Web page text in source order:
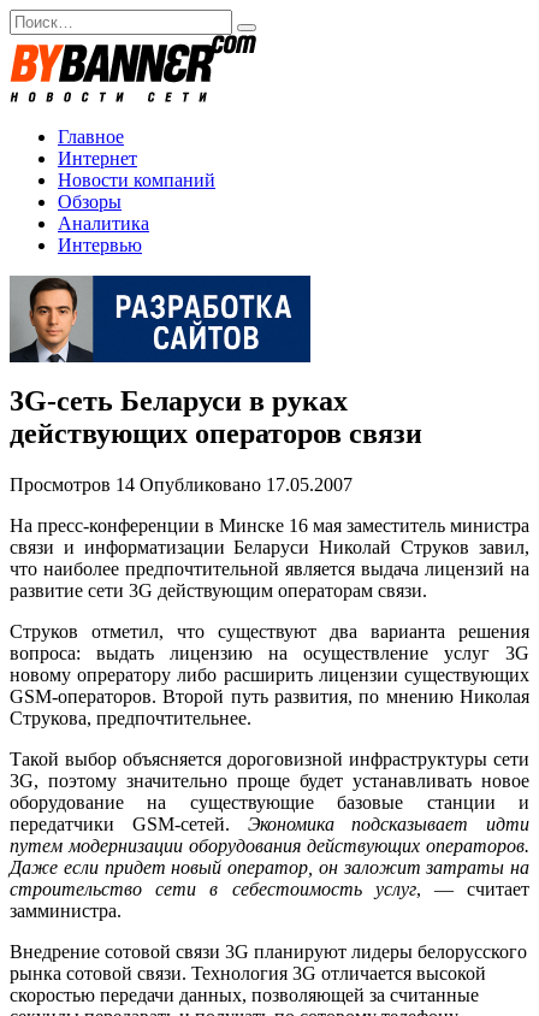
Перейти
к
содержанию
Search
for:
Главное
Интернет
Новости компаний
Обзоры
Аналитика
Интервью
3G-сеть Беларуси в руках
действующих операторов связи
Просмотров 14 Опубликовано 17.05.2007
На пресс-конференции в Минске 16 мая заместитель министра
связи и информатизации Беларуси Николай Струков завил,
что наиболее предпочтительной является выдача лицензий на
развитие сети 3G действующим операторам связи.
Струков отметил, что существуют два варианта решения
вопроса: выдать лицензию на осуществление услуг 3G
новому опрератору либо расширить лицензии существующих
GSM-операторов. Второй путь развития, по мнению Николая
Струкова, предпочтительнее.
Такой выбор объясняется дороговизной инфраструктуры сети
3G, поэтому значительно проще будет устанавливать новое
оборудование на существующие базовые станции и
передатчики GSM-сетей. Экономика подсказывает идти
путем модернизации оборудования действующих операторов.
Даже если придет новый оператор, он заложит затраты на
строительство сети в себестоимость услуг, — считает
замминистра.
Внедрение сотовой связи 3G планируют лидеры белорусского
рынка сотовой связи. Технология 3G отличается высокой
скоростью передачи данных, позволяющей за считанные